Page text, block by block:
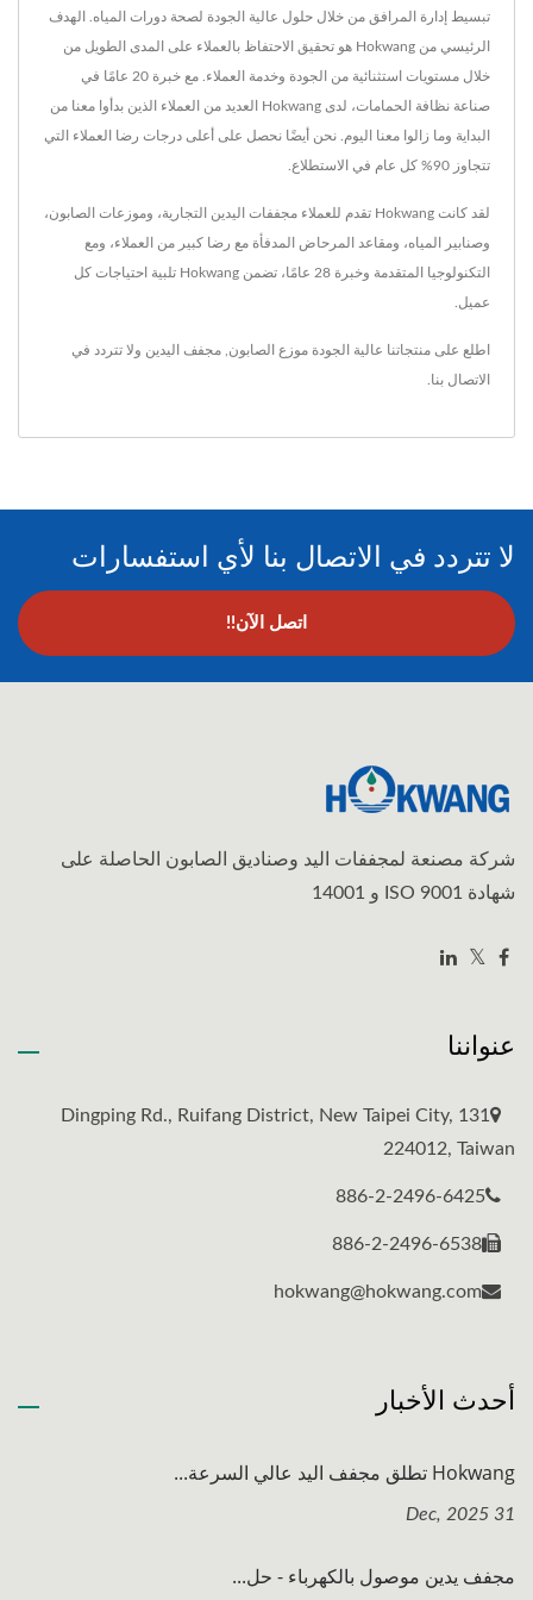
تبسيط إدارة المرافق من خلال حلول عالية الجودة لصحة دورات المياه. الهدف
الرئيسي من Hokwang هو تحقيق الاحتفاظ بالعملاء على المدى الطويل من
خلال مستويات استثنائية من الجودة وخدمة العملاء. مع خبرة 20 عامًا في
صناعة نظافة الحمامات، لدى Hokwang العديد من العملاء الذين بدأوا معنا من
البداية وما زالوا معنا اليوم. نحن أيضًا نحصل على أعلى درجات رضا العملاء التي
تتجاوز 90% كل عام في الاستطلاع.
لقد كانت Hokwang تقدم للعملاء مجففات اليدين التجارية، وموزعات الصابون،
وصنابير المياه، ومقاعد المرحاض المدفأة مع رضا كبير من العملاء، ومع
التكنولوجيا المتقدمة وخبرة 28 عامًا، تضمن Hokwang تلبية احتياجات كل
عميل.
اطلع على منتجاتنا عالية الجودة موزع الصابون مجفف اليدين ولا تتردد في
الاتصال بنا
لا تتردد في الاتصال بنا لأي استفسارات
اتصل الآن!!
شركة مصنعة لمجففات اليد وصناديق الصابون الحاصلة على
شهادة ISO 9001 و 14001
عنواننا
131 Dingping Rd., Ruifang District, New Taipei City,
224012, Taiwan
886-2-2496-6425
886-2-2496-6538
hokwang@hokwang.com
أحدث الأخبار
Hokwang تطلق مجفف اليد عالي السرعة...
31 Dec, 2025
مجفف يدين موصول بالكهرباء - حل...